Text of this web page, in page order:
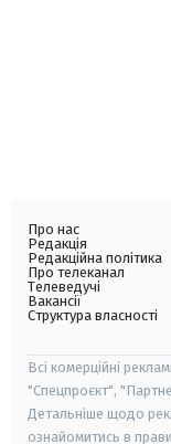
Про нас
Редакція
Редакційна політика
Про телеканал
Телеведучі
Вакансії
Структура власності
Всі комерційні
"Спецпроєкт",
Детальніше щодо
ознайомитись в